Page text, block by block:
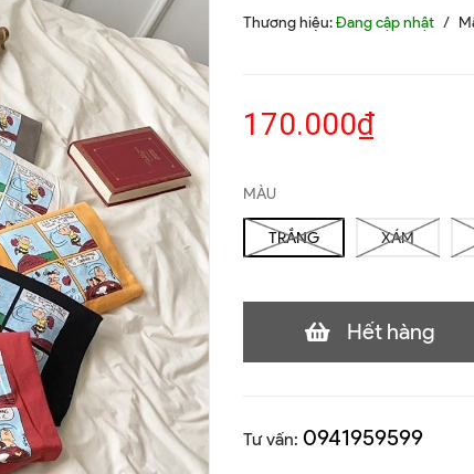
Thương hiệu:Đang cập nhật /
170.000₫
MÀU
TRẮNG XÁM
Hết hàng
Tư vấn: 0941959599